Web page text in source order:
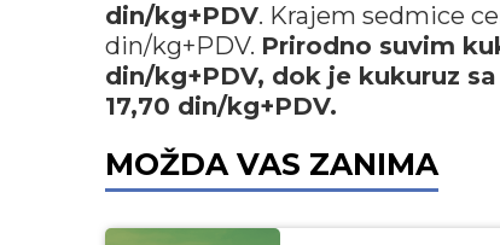
din/kg+PDV. Krajem sedmice
din/kg+PDV. Prirodno suvim
din/kg+PDV, dok je kukuruz
17,70 din/kg+PDV.
MOŽDA VAS ZANIMA